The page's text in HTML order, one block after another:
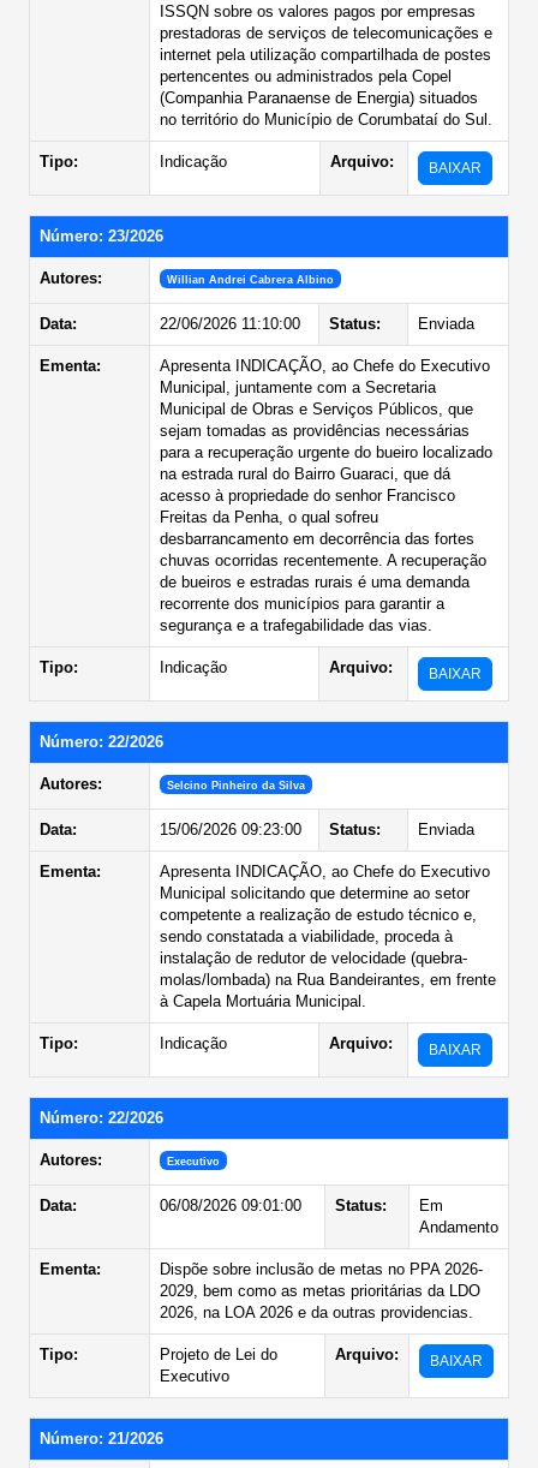
ISSQN sobre os valores pagos por empresas
prestadoras de serviços de telecomunicações e
internet pela utilização compartilhada de postes
pertencentes ou administrados pela Copel
(Companhia Paranaense de Energia) situados
no território do Município de Corumbataí do Sul.
Tipo: Indicação Arquivo: BAIXAR
Número: 23/2026
Autores: Willian Andrei Cabrera Albino
Data: 22/06/2026 11:10:00 Status: Enviada
Ementa:
Apresenta INDICAÇÃO, ao Chefe do Executivo
Municipal, juntamente com a Secretaria
Municipal de Obras e Serviços Públicos, que
sejam tomadas as providências necessárias
para a recuperação urgente do bueiro localizado
na estrada rural do Bairro Guaraci, que dá
acesso à propriedade do senhor Francisco
Freitas da Penha, o qual sofreu
desbarrancamento em decorrência das fortes
chuvas ocorridas recentemente. A recuperação
de bueiros e estradas rurais é uma demanda
recorrente dos municípios para garantir a
segurança e a trafegabilidade das vias.
Tipo: Indicação Arquivo: BAIXAR
Número: 22/2026
Autores: Selcino Pinheiro da Silva
Data: 15/06/2026 09:23:00 Status: Enviada
Ementa:
Apresenta INDICAÇÃO, ao Chefe do Executivo
Municipal solicitando que determine ao setor
competente a realização de estudo técnico e,
sendo constatada a viabilidade, proceda à
instalação de redutor de velocidade (quebra-
molas/lombada) na Rua Bandeirantes, em frente
à Capela Mortuária Municipal.
Tipo: Indicação Arquivo: BAIXAR
Número: 22/2026
Autores: Executivo
Data: 06/08/2026 09:01:00 Status:
Em
Andamento
Ementa:
Dispõe sobre inclusão de metas no PPA 2026-
2029, bem como as metas prioritárias da LDO
2026, na LOA 2026 e da outras providencias.
Tipo:
Projeto de Lei do
Executivo
Arquivo: BAIXAR
Número: 21/2026